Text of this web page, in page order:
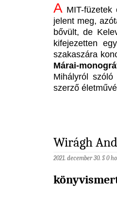
A MIT-
jelent meg,
bővült, de
kifejezetten
szakaszára
Márai-
Mihályról
szerző
Wirágh
2021. december 30. §0